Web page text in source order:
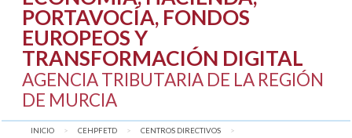
PORTAVOCÍA, FONDOS
EUROPEOS Y
TRANSFORMACIÓN DIGITAL
AGENCIA TRIBUTARIA DE LA REGIÓN
DE MURCIA
INICIO CEHPFETD
CENTROS DIRECTIVOS